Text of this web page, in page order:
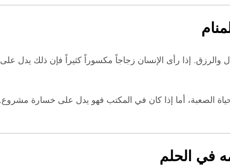
والرزق. إذا رأى الإنسان زجاجاً مكسوراً كثيراً فإن ذلك يدل
الصعبة، أما إذا كان في المكتب فهو يدل على خسارة
في الحلم